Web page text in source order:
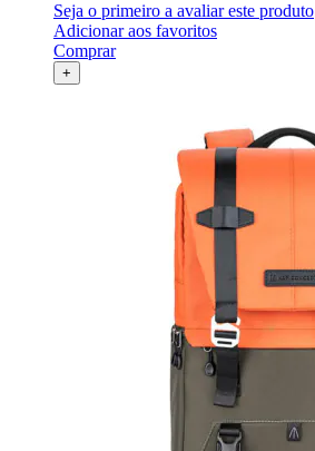
Seja o primeiro a avaliar este produto
Adicionar aos favoritos
Comprar
+